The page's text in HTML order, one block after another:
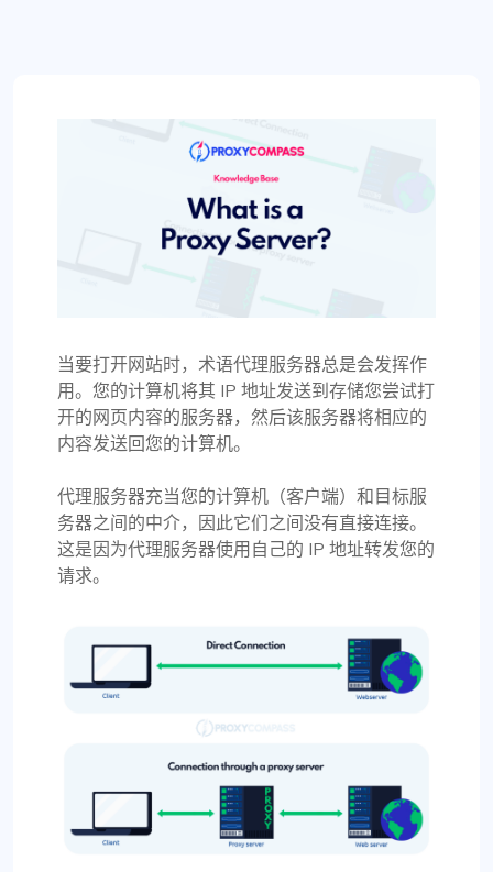
当要打开网站时，术语代理服务器总是会发挥作
用。您的计算机将其 IP 地址发送到存储您尝试打
开的网页内容的服务器，然后该服务器将相应的
内容发送回您的计算机。
代理服务器充当您的计算机（客户端）和目标服
务器之间的中介，因此它们之间没有直接连接。
这是因为代理服务器使用自己的 IP 地址转发您的
请求。